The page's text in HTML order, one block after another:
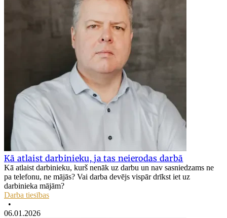
Kā atlaist darbinieku, ja tas neierodas darbā
Kā atlaist darbinieku, kurš nenāk uz darbu un nav sasniedzams ne
pa telefonu, ne mājās? Vai darba devējs vispār drīkst iet uz
darbinieka mājām?
Darba tiesības
•
06.01.2026